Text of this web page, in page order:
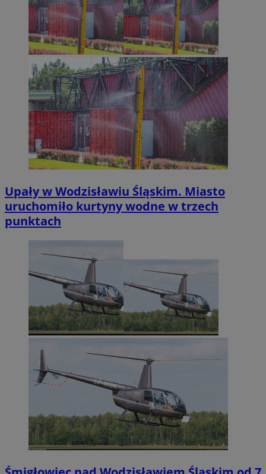
Upały w Wodzisławiu Śląskim. Miasto
uruchomiło kurtyny wodne w trzech
punktach